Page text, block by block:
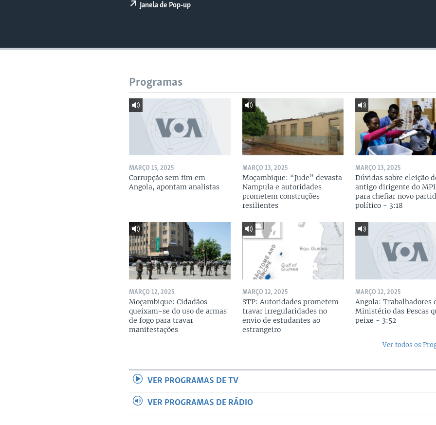
Janela de Pop-up
Programas
MARÇO 15, 2025
Corrupção sem fim em
Angola, apontam analistas
MARÇO 13, 2025
Moçambique: “Jude” devasta
Nampula e autoridades
prometem construções
resilientes
MARÇO 13, 2025
Dúvidas sobre eleição
antigo dirigente do
para chefiar novo
político - 3:18
MARÇO 12, 2025
Moçambique: Cidadãos
queixam-se do uso de armas
de fogo para travar
manifestações
MARÇO 12, 2025
STP: Autoridades prometem
travar irregularidades no
envio de estudantes ao
estrangeiro
MARÇO 12, 2025
Angola: Trabalhadores
Ministério das Pescas
peixe - 3:52
Ver todos os
VER PROGRAMAS DE TV
VER PROGRAMAS DE RÁDIO